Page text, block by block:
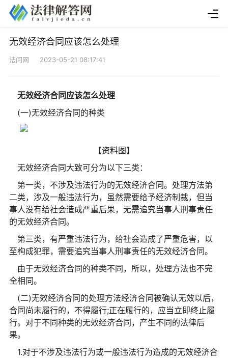
无效经济合同应该怎么处理
法问网 2023-05-21 08:17:41
无效经济合同应该怎么处理
(一)无效经济合同的种类
【资料图】
无效经济合同大致可分为以下三类：
第一类，不涉及违法行为的无效经济合同。处理方法第
二类，涉及一般违法行为，虽然需要给予经济制裁，但当
事人没有给社会造成严重后果，无需追究当事人刑事责任
的无效经济合同。
第三类，有严重违法行为，给社会造成了严重危害，以
至构成犯罪，需要追究当事人刑事责任的无效经济合同。
由于无效经济合同的种类不同，所以，处理方法也不完
全相同。
(二)无效经济合同的处理方法经济合同被确认无效以后，
合同尚未履行的，不得履行;正在履行的，应当立即终止履
行。对于不同种类的无效经济合同，产生不同的法律后
果。
1.对于不涉及违法行为或一般违法行为造成的无效经济合